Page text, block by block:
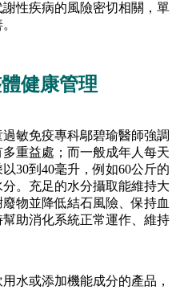
性疾病的風險密切相關，單
健康管理
敏免疫專科鄔碧瑜醫師強調
重益處；而一般成年人每天
30到40毫升，例如60公斤的
分。充足的水分攝取能維持大
物並降低結石風險、保持血
助消化系統正常運作、維持
水或添加機能成分的產品，